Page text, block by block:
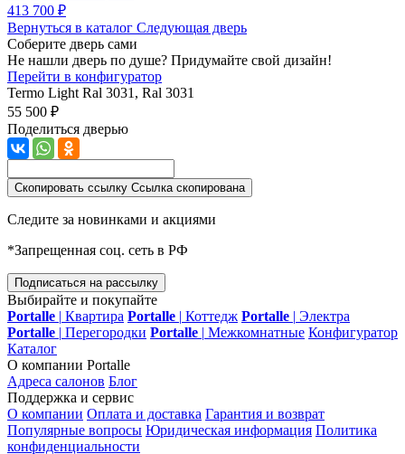
413 700 ₽
Вернуться в каталог Следующая дверь
Соберите дверь сами
Не нашли дверь по душе? Придумайте свой дизайн!
Перейти в конфигуратор
Termo Light Ral 3031, Ral 3031
55 500 ₽
Поделиться дверью
Скопировать ссылку Ссылка скопирована
Следите за новинками и акциями
*Запрещенная соц. сеть в РФ
Подписаться на рассылку
Выбирайте и покупайте
Portalle | Квартира Portalle | Коттедж Portalle | Электра
Portalle | Перегородки Portalle | Межкомнатные Конфигуратор
Каталог
О компании Portalle
Адреса салонов Блог
Поддержка и сервис
О компании Оплата и доставка Гарантия и возврат
Популярные вопросы Юридическая информация Политика
конфиденциальности